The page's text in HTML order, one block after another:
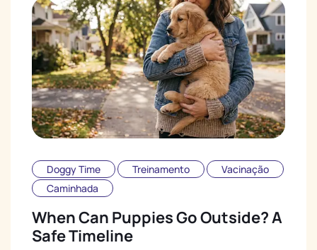
Doggy Time Treinamento
Vacinação
Caminhada
When Can Puppies Go Outside? A
Safe Timeline